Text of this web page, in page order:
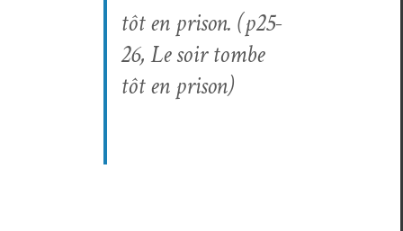
tôt en prison. (p25-
26,Le soir tombe
tôt en prison)